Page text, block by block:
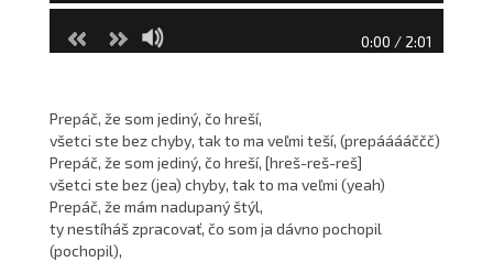
0:00 / 2:01
Prepáč, že som jediný, čo hreší,
všetci ste bez chyby, tak to ma veľmi teší, (prepááááččč)
Prepáč, že som jediný, čo hreší, [hreš-reš-reš]
všetci ste bez (jea) chyby, tak to ma veľmi (yeah)
Prepáč, že mám nadupaný štýl,
ty nestíháš zpracovať, čo som ja dávno pochopil
(pochopil),